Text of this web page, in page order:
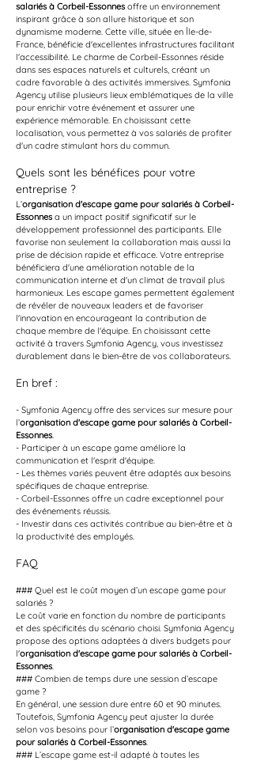
salariés à Corbeil-Essonnes offre un environnement
inspirant grâce à son allure historique et son
dynamisme moderne. Cette ville, située en Île-de-
France, bénéficie d'excellentes infrastructures facilitant
l'accessibilité. Le charme de Corbeil-Essonnes réside
dans ses espaces naturels et culturels, créant un
cadre favorable à des activités immersives. Symfonia
Agency utilise plusieurs lieux emblématiques de la ville
pour enrichir votre événement et assurer une
expérience mémorable. En choisissant cette
localisation, vous permettez à vos salariés de profiter
d'un cadre stimulant hors du commun.
Quels sont les bénéfices pour votre
entreprise ?
L’organisation d'escape game pour salariés à Corbeil-
Essonnes a un impact positif significatif sur le
développement professionnel des participants. Elle
favorise non seulement la collaboration mais aussi la
prise de décision rapide et efficace. Votre entreprise
bénéficiera d'une amélioration notable de la
communication interne et d'un climat de travail plus
harmonieux. Les escape games permettent également
de révéler de nouveaux leaders et de favoriser
l'innovation en encourageant la contribution de
chaque membre de l'équipe. En choisissant cette
activité à travers Symfonia Agency, vous investissez
durablement dans le bien-être de vos collaborateurs.
En bref :
- Symfonia Agency offre des services sur mesure pour
l’organisation d'escape game pour salariés à Corbeil-
Essonnes.
- Participer à un escape game améliore la
communication et l'esprit d'équipe.
- Les thèmes variés peuvent être adaptés aux besoins
spécifiques de chaque entreprise.
- Corbeil-Essonnes offre un cadre exceptionnel pour
des événements réussis.
- Investir dans ces activités contribue au bien-être et à
la productivité des employés.
FAQ
### Quel est le coût moyen d’un escape game pour
salariés ?
Le coût varie en fonction du nombre de participants
et des spécificités du scénario choisi. Symfonia Agency
propose des options adaptées à divers budgets pour
l'organisation d'escape game pour salariés à Corbeil-
Essonnes.
### Combien de temps dure une session d’escape
game ?
En général, une session dure entre 60 et 90 minutes.
Toutefois, Symfonia Agency peut ajuster la durée
selon vos besoins pour l’organisation d'escape game
pour salariés à Corbeil-Essonnes.
### L’escape game est-il adapté à toutes les